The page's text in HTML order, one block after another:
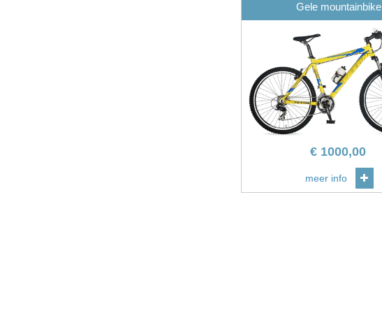
Gele mountainbike
€ 1000,00
meer info